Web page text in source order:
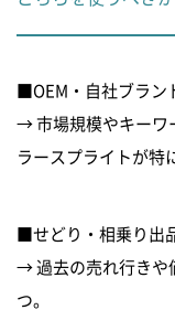
■OEM・自社ブラン
→ 市場規模やキーワ
ラースプライトが特
■せどり・相乗り出
→ 過去の売れ行きや
つ。